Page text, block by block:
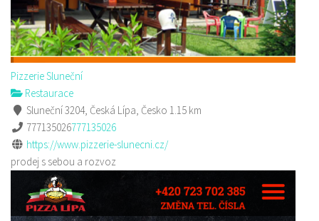
Pizzerie Sluneční
Restaurace
Sluneční 3204, Česká Lípa, Česko 1.15 km
777135026777135026
https://www.pizzerie-slunecni.cz/
prodej s sebou a rozvoz